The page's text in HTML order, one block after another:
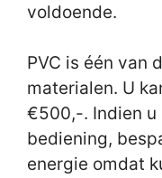
voldoende.
PVC is één van
materialen. U
€500,-. Indien u
bediening,
energie omdat